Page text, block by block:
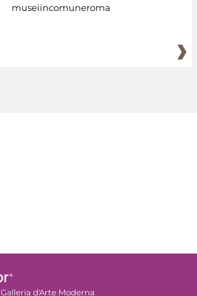
museiincomuneroma
Galleria d'Arte Moderna